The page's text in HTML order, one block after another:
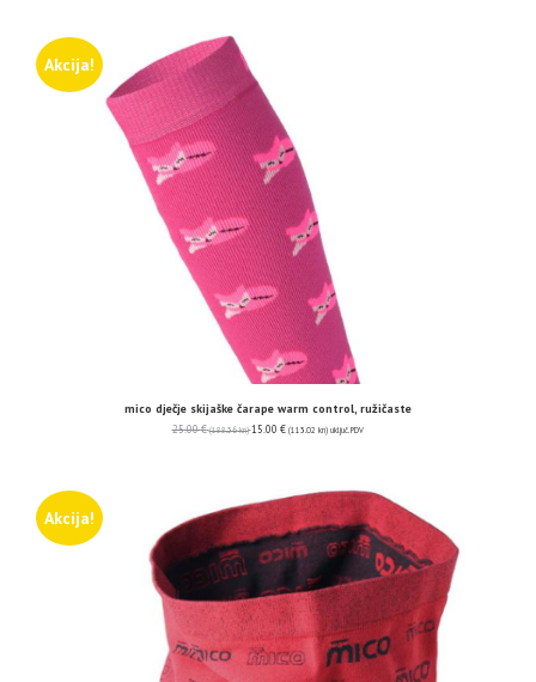
Akcija!
mico dječje skijaške čarape warm control, ružičaste
25.00€ (188.36 kn) 15.00 € (113.02 kn) uključ. PDV
Akcija!